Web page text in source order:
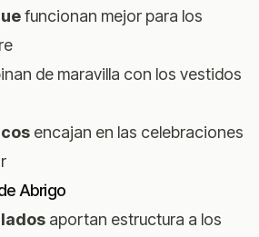
funcionan mejor para los
de maravilla con los vestidos
encajan en las celebraciones
Abrigo
aportan estructura a los